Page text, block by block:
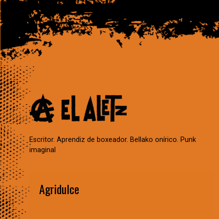
Escritor. Aprendiz de boxeador. Bellako onírico. Punk
imaginal
Agridulce